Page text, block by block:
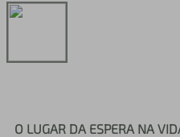
O LUGAR DA ESPERA NA